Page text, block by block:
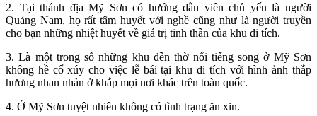
2. Tại thánh địa Mỹ Sơn có hướng dẫn viên chủ yếu là người
Quảng Nam, họ rất tâm huyết với nghề cũng như là người truyền
cho bạn những nhiệt huyết về giá trị tinh thần của khu di tích.
3. Là một trong số những khu đền thờ nổi tiếng song ở Mỹ Sơn
không hề cổ xúy cho việc lễ bái tại khu di tích với hình ảnh thắp
hương nhan nhản ở khắp mọi nơi khác trên toàn quốc.
4. Ở Mỹ Sơn tuyệt nhiên không có tình trạng ăn xin.